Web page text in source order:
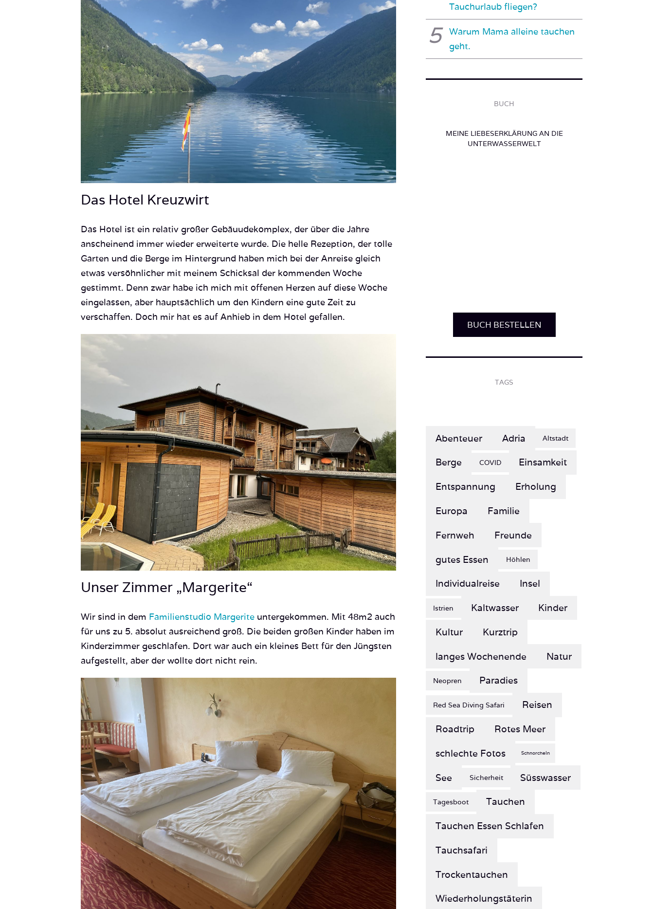
Das Hotel Kreuzwirt
Das Hotel ist ein relativ großer Gebäuudekomplex, der über die Jahre
anscheinend immer wieder erweiterte wurde. Die helle Rezeption, der tolle
Garten und die Berge im Hintergrund haben mich bei der Anreise gleich
etwas versöhnlicher mit meinem Schicksal der kommenden Woche
gestimmt. Denn zwar habe ich mich mit offenen Herzen auf diese Woche
eingelassen, aber hauptsächlich um den Kindern eine gute Zeit zu
verschaffen. Doch mir hat es auf Anhieb in dem Hotel gefallen.
Unser Zimmer „Margerite“
Wir sind in dem Familienstudio Margerite untergekommen. Mit 48m2 auch
für uns zu 5. absolut ausreichend groß. Die beiden großen Kinder haben im
Kinderzimmer geschlafen. Dort war auch ein kleines Bett für den Jüngsten
aufgestellt, aber der wollte dort nicht rein.
Tauchurlaub fliegen?
Warum Mama alleine tauchen
geht.
BUCH
MEINE LIEBESERKLÄRUNG AN DIE
UNTERWASSERWELT
BUCH BESTELLEN
TAGS
Abenteuer Adria Altstadt
Berge COVID Einsamkeit
Entspannung Erholung
Europa Familie
Fernweh Freunde
gutes Essen Höhlen
Individualreise Insel
Istrien Kaltwasser Kinder
Kultur Kurztrip
langes Wochenende Natur
Neopren Paradies
Red Sea Diving Safari Reisen
Roadtrip Rotes Meer
schlechte Fotos Schnorcheln
See Sicherheit Süsswasser
Tagesboot Tauchen
Tauchen Essen Schlafen
Tauchsafari
Trockentauchen
Wiederholungstäterin